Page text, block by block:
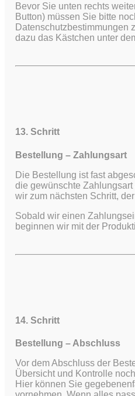
Bevor Sie unten rechts
Button) müssen Sie bitte
Datenschutzbestimmungen
dazu das Kästchen unter
13. Schritt
Bestellung – Zahlungsart
Die Bestellung ist fast
die gewünschte
wir zum nächsten Schritt,
Sobald wir einen
beginnen wir mit der
14. Schritt
Bestellung – Abschluss
Vor dem Abschluss der
Übersicht und Kontrolle
Hier können Sie